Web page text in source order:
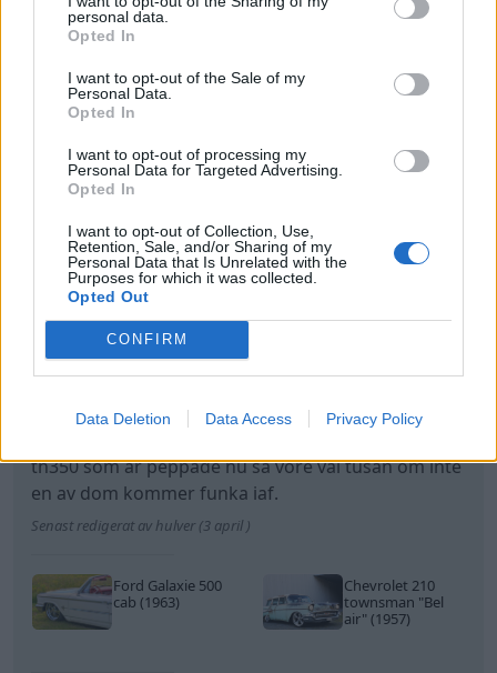
personal data.
Opted In
I want to opt-out of the Sale of my
Personal Data.
Opted In
I want to opt-out of processing my
Personal Data for Targeted Advertising.
Opted In
I want to opt-out of Collection, Use,
Retention, Sale, and/or Sharing of my
Personal Data that Is Unrelated with the
Purposes for which it was collected.
Opted Out
CONFIRM
Data Deletion Data Access Privacy Policy
Har köpt ett par frontrunners, saknar bara
bakdäck än men tanken är 275 60 15. Får se om jag
kommer behålla fälgarna polerade eller göra något
annat kul med dom å åka med mörkare hjul. Får se
senare.
I vår ska även växellådan bytas igen då den
th350 som är peppade nu så vore väl tusan om inte
en av dom kommer funka iaf.
Senast redigerat av hulver (3 april )
Ford Galaxie 500
cab (1963)
Chevrolet 210
townsman "Bel
air"(1957)